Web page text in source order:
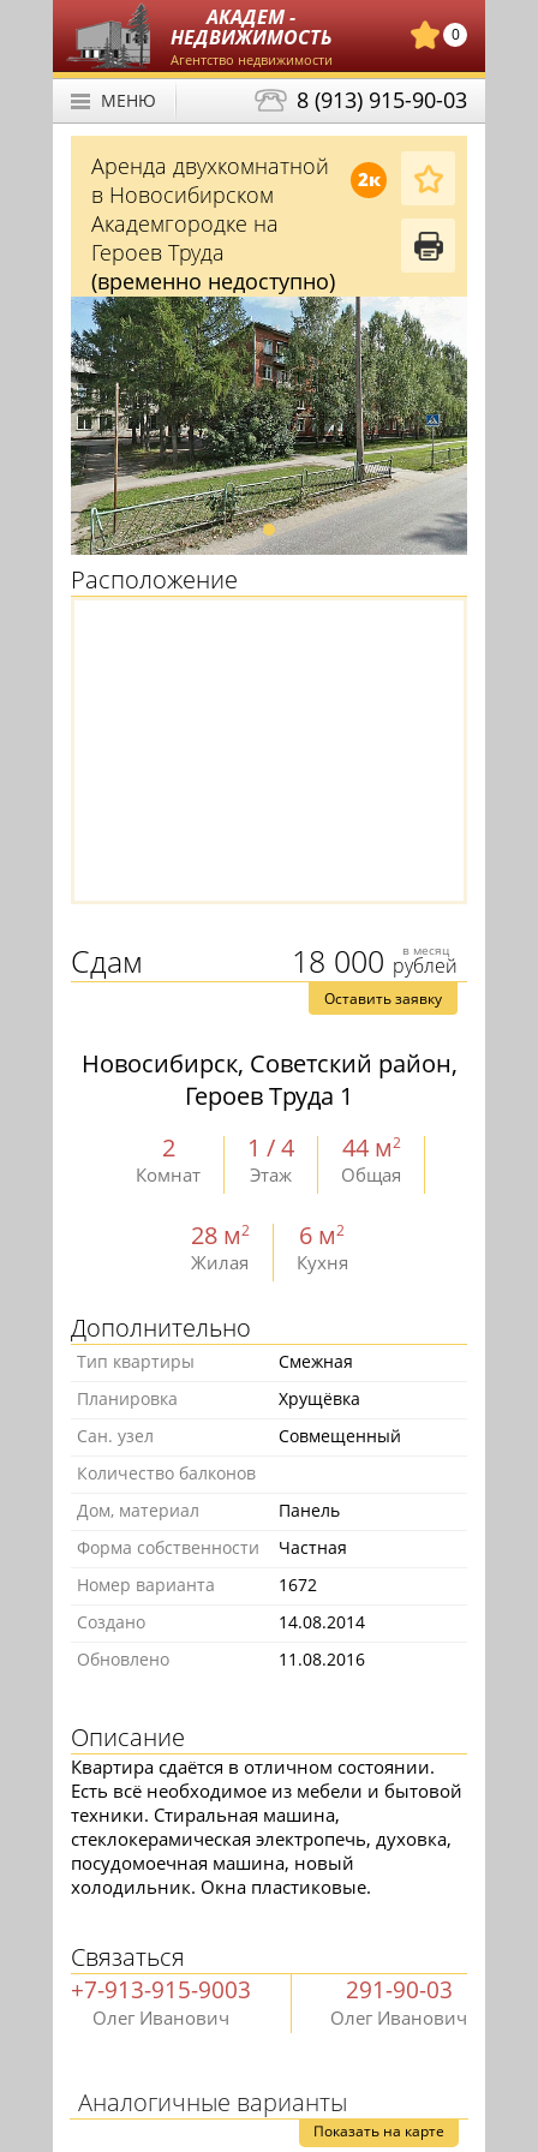
АКАДЕМ -
НЕДВИЖИМОСТЬ
Агентство недвижимости
0
8 (913) 915-90-03
МЕНЮ
2к
Аренда двухкомнатной
в Новосибирском
Академгородке на
Героев Труда
(временно недоступно)
Расположение
18 000 в месяц
рублей
Сдам
Оставить заявку
Новосибирск, Советский район,
Героев Труда 1
2
Комнат
1 / 4
Этаж
44 м2
Общая
28 м2
Жилая
6 м2
Кухня
Дополнительно
Тип квартиры
Смежная
Планировка
Хрущёвка
Сан. узел
Совмещенный
Количество балконов
Дом, материал
Панель
Форма собственности
Частная
Номер варианта
1672
Создано
14.08.2014
Обновлено
11.08.2016
Описание
Квартира сдаётся в отличном состоянии.
Есть всё необходимое из мебели и бытовой
техники. Стиральная машина,
стеклокерамическая электропечь, духовка,
посудомоечная машина, новый
холодильник. Окна пластиковые.
Связаться
+7-913-915-9003
Олег Иванович
291-90-03
Олег Иванович
Аналогичные варианты
Показать на карте